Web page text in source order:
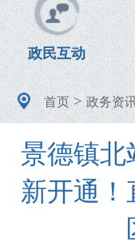
政民互动
首页>政务资
景德镇北
新开通！